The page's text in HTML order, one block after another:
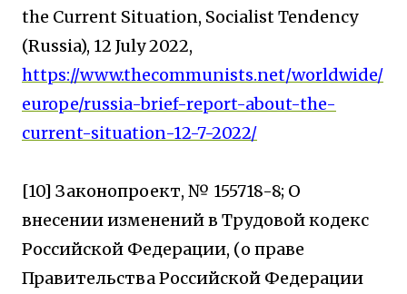
the Current Situation, Socialist Tendency
(Russia), 12 July 2022,
https://www.thecommunists.net/worldwide/
europe/russia-brief-report-about-the-
current-situation-12-7-2022/
[10] Законопроект, № 155718-8; О
внесении изменений в Трудовой кодекс
Российской Федерации, (о праве
Правительства Российской Федерации